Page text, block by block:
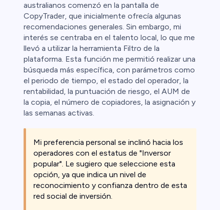
australianos comenzó en la pantalla de
CopyTrader, que inicialmente ofrecía algunas
recomendaciones generales. Sin embargo, mi
interés se centraba en el talento local, lo que me
llevó a utilizar la herramienta Filtro de la
plataforma. Esta función me permitió realizar una
búsqueda más específica, con parámetros como
el periodo de tiempo, el estado del operador, la
rentabilidad, la puntuación de riesgo, el AUM de
la copia, el número de copiadores, la asignación y
las semanas activas.
Mi preferencia personal se inclinó hacia los
operadores con el estatus de "Inversor
popular". Le sugiero que seleccione esta
opción, ya que indica un nivel de
reconocimiento y confianza dentro de esta
red social de inversión.